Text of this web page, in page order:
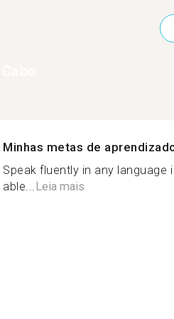
Minhas metas de
Speak fluently in any language
able... Leia mais